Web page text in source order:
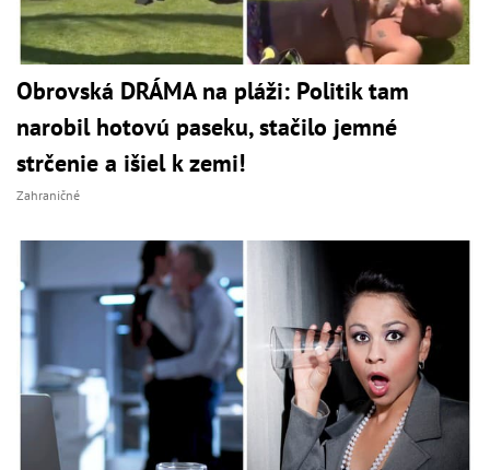
Obrovská DRÁMA na pláži: Politik tam
narobil hotovú paseku, stačilo jemné
strčenie a išiel k zemi!
Zahraničné